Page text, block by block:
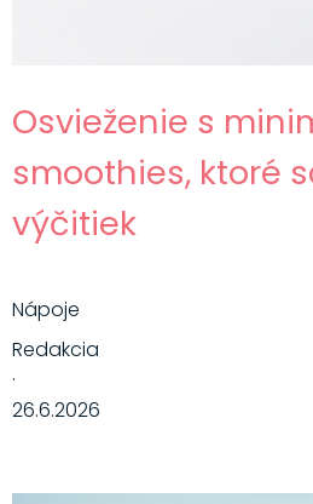
Osvieženie s
smoothies, ktoré
výčitiek
Nápoje
Redakcia
·
26.6.2026